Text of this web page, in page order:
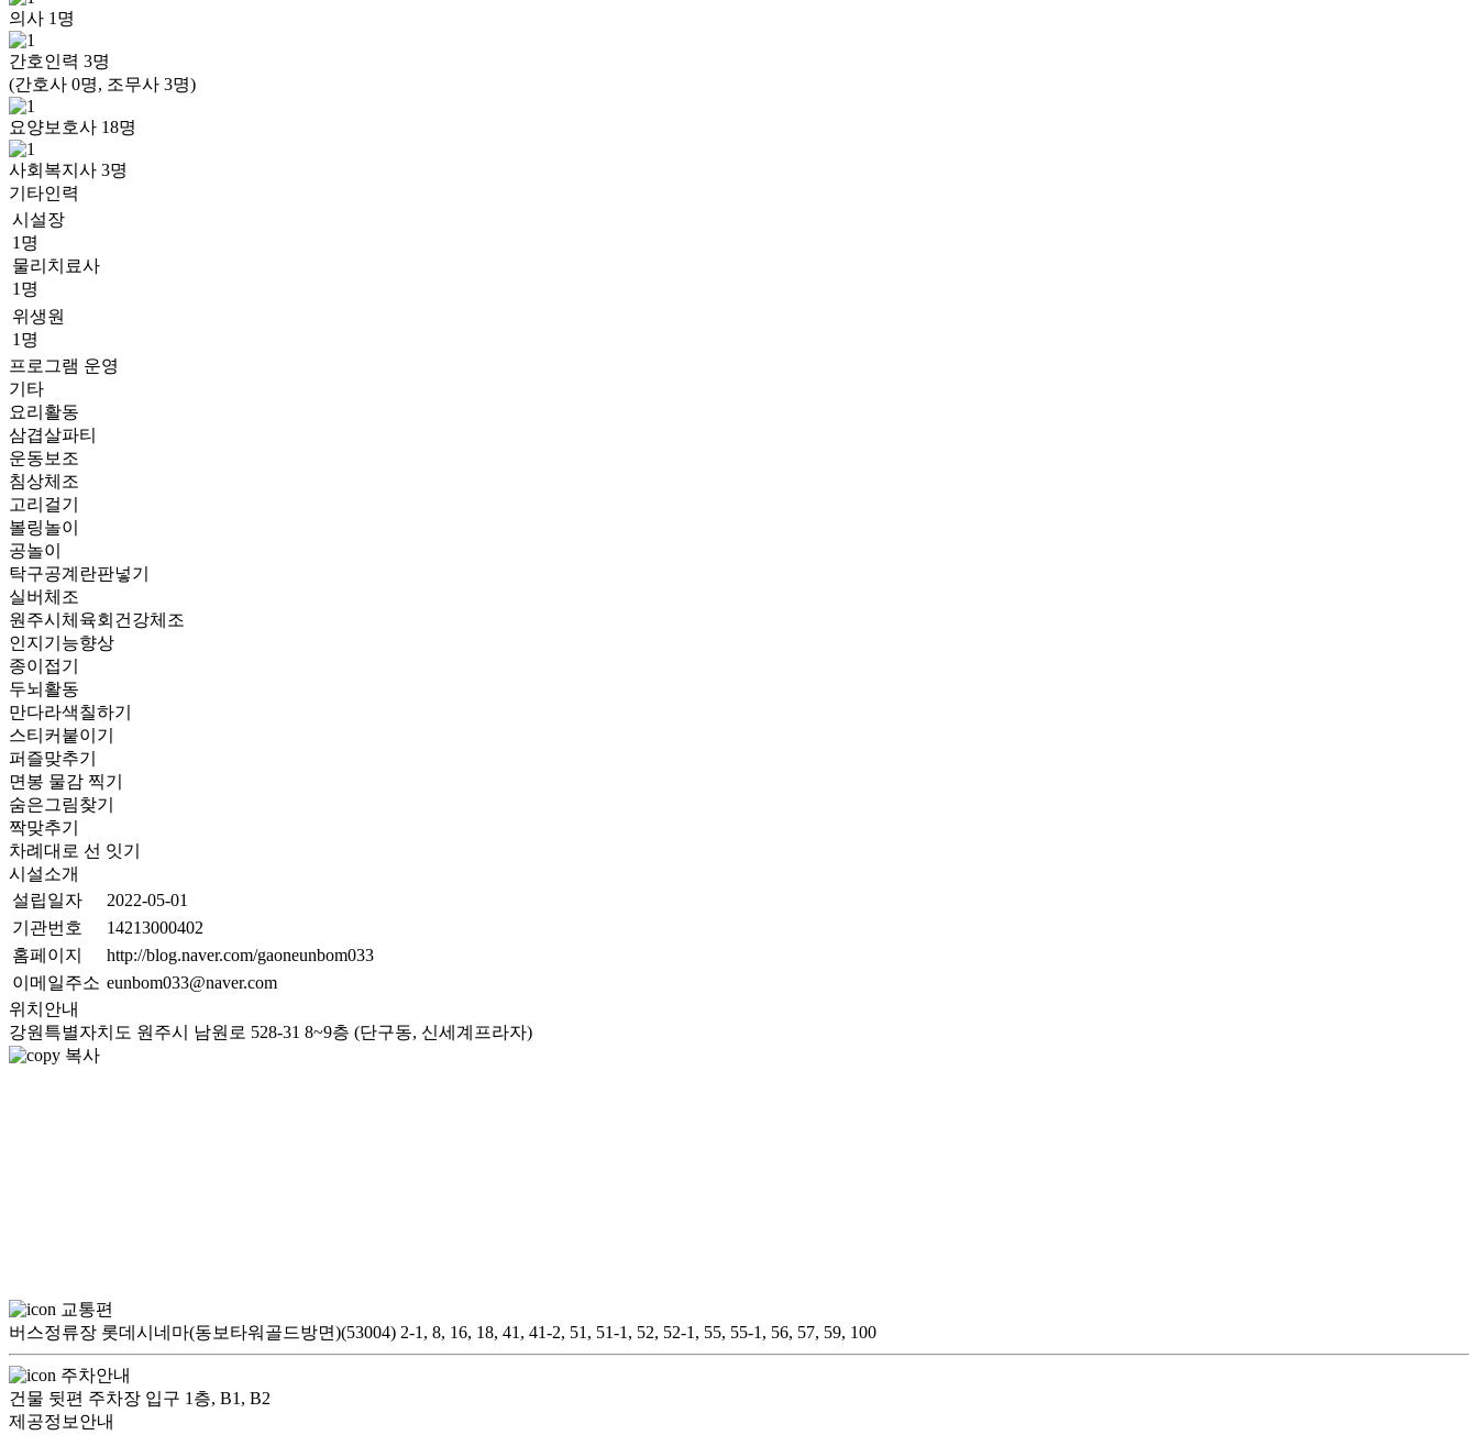
의사 1 명
간호인력 3명
(간호사 0명, 조무사 3명)
요양보호사 18명
사회복지사 3명
기타인력
시설장
1명
물리치료사
1명
위생원
1명
프로그램 운영
기타
요리활동
삼겹살파티
운동보조
침상체조
고리걸기
볼링놀이
공놀이
탁구공계란판넣기
실버체조
원주시체육회건강체조
인지기능향상
종이접기
두뇌활동
만다라색칠하기
스티커붙이기
퍼즐맞추기
면봉 물감 찍기
숨은그림찾기
짝맞추기
차례대로 선 잇기
시설소개
설립일자
2022-05-01
기관번호
14213000402
홈페이지
http://blog.naver.com/gaoneunbom033
이메일주소 eunbom033@naver.com
위치안내
강원특별자치도 원주시 남원로 528-31 8~9층 (단구동, 신세계프라자)
복사
교통편
버스정류장 롯데시네마(동보타워골드방면)(53004) 2-1, 8, 16, 18, 41, 41-2, 51, 51-1, 52, 52-1, 55, 55-1, 56, 57, 59, 100
주차안내
건물 뒷편 주차장 입구 1층, B1, B2
제공정보안내